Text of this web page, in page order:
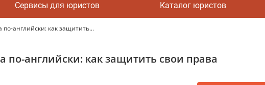
Сервисы для юристов Каталог юристов
английски: как защитить...
по-английски: как защитить свои права